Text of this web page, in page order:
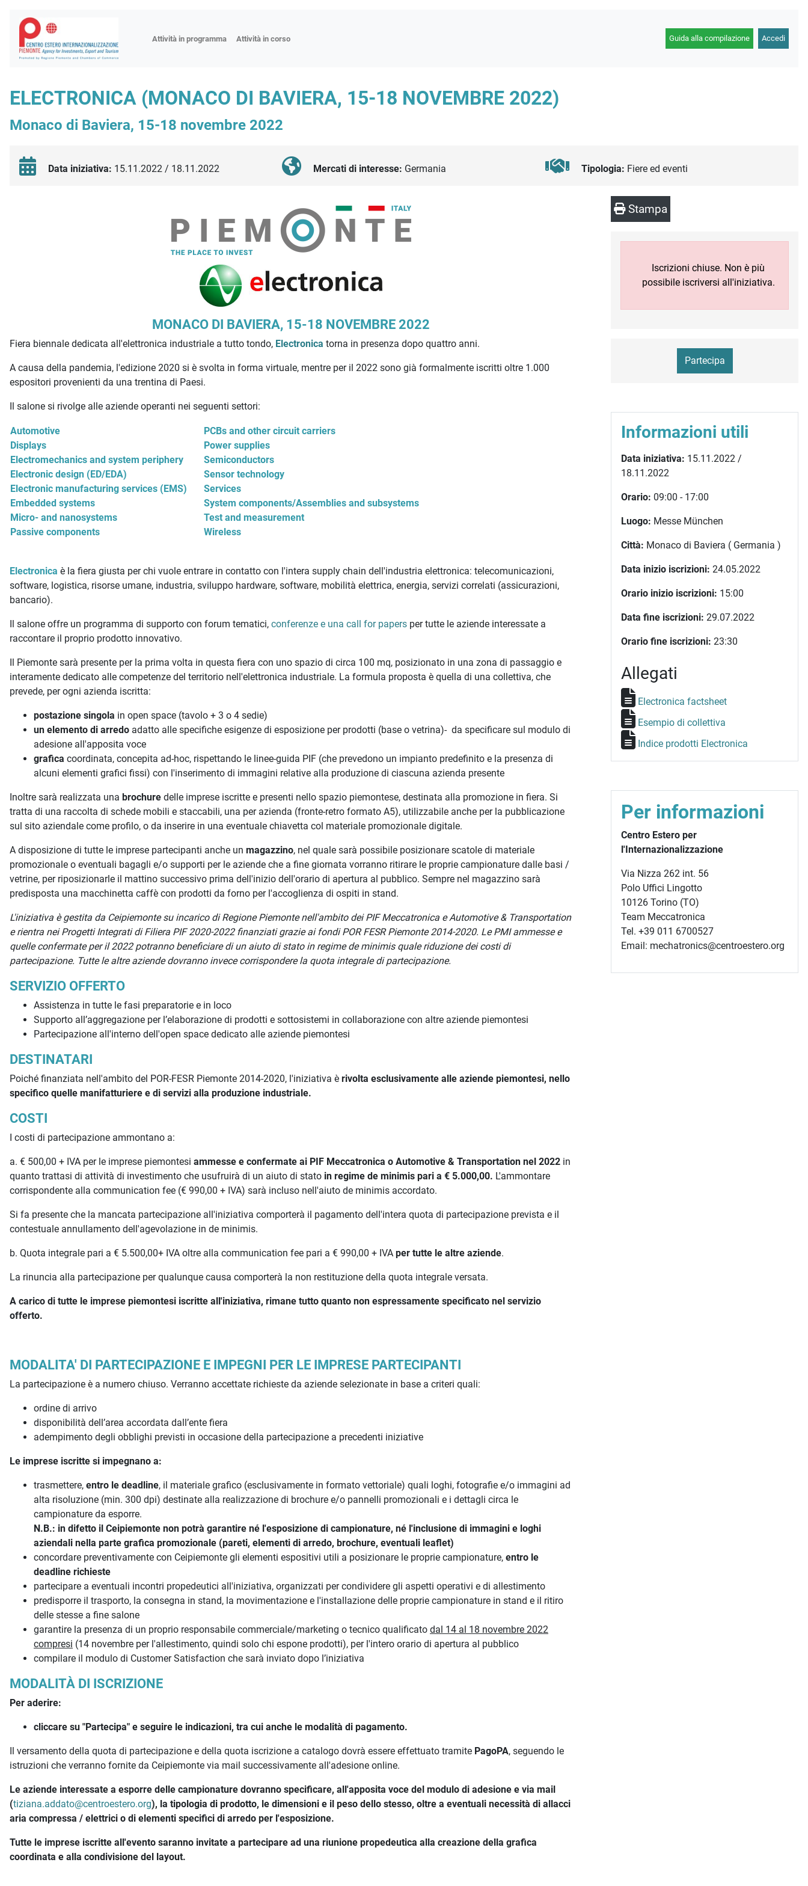
Attività in programma Attività in corso
Fiere
Workshop
Incontri di approfondimento
Focus settoriali
Guida alla compilazione Accedi
ELECTRONICA (MONACO DI BAVIERA, 15-18 NOVEMBRE 2022)
Monaco di Baviera, 15-18 novembre 2022
Data iniziativa: 15.11.2022 / 18.11.2022 Mercati di interesse: Germania Tipologia: Fiere ed eventi
MONACO DI BAVIERA, 15-18 NOVEMBRE 2022
Fiera biennale dedicata all'elettronica industriale a tutto tondo, Electronica torna in presenza dopo quattro anni.
A causa della pandemia, l'edizione 2020 si è svolta in forma virtuale, mentre per il 2022 sono già formalmente iscritti oltre 1.000
espositori provenienti da una trentina di Paesi.
Il salone si rivolge alle aziende operanti nei seguenti settori:
Automotive
Displays
Electromechanics and system periphery
Electronic design (ED/EDA)
Electronic manufacturing services (EMS)
Embedded systems
Micro- and nanosystems
Passive components
PCBs and other circuit carriers
Power supplies
Semiconductors
Sensor technology
Services
System components/Assemblies and subsystems
Test and measurement
Wireless
Electronica è la fiera giusta per chi vuole entrare in contatto con l'intera supply chain dell'industria elettronica: telecomunicazioni,
software, logistica, risorse umane, industria, sviluppo hardware, software, mobilità elettrica, energia, servizi correlati (assicurazioni,
bancario).
Il salone offre un programma di supporto con forum tematici, conferenze e una call for papers per tutte le aziende interessate a
raccontare il proprio prodotto innovativo.
Il Piemonte sarà presente per la prima volta in questa fiera con uno spazio di circa 100 mq, posizionato in una zona di passaggio e
interamente dedicato alle competenze del territorio nell'elettronica industriale. La formula proposta è quella di una collettiva, che
prevede, per ogni azienda iscritta:
postazione singola in open space (tavolo + 3 o 4 sedie)
un elemento di arredo adatto alle specifiche esigenze di esposizione per prodotti (base o vetrina)- da specificare sul modulo di
adesione all'apposita voce
grafica coordinata, concepita ad-hoc, rispettando le linee-guida PIF (che prevedono un impianto predefinito e la presenza di
alcuni elementi grafici fissi) con l'inserimento di immagini relative alla produzione di ciascuna azienda presente
Inoltre sarà realizzata una brochure delle imprese iscritte e presenti nello spazio piemontese, destinata alla promozione in fiera. Si
tratta di una raccolta di schede mobili e staccabili, una per azienda (fronte-retro formato A5), utilizzabile anche per la pubblicazione
sul sito aziendale come profilo, o da inserire in una eventuale chiavetta col materiale promozionale digitale.
A disposizione di tutte le imprese partecipanti anche un magazzino, nel quale sarà possibile posizionare scatole di materiale
promozionale o eventuali bagagli e/o supporti per le aziende che a fine giornata vorranno ritirare le proprie campionature dalle basi /
vetrine, per riposizionarle il mattino successivo prima dell'inizio dell'orario di apertura al pubblico. Sempre nel magazzino sarà
predisposta una macchinetta caffè con prodotti da forno per l'accoglienza di ospiti in stand.
L'iniziativa è gestita da Ceipiemonte su incarico di Regione Piemonte nell'ambito dei PIF Meccatronica e Automotive & Transportation
e rientra nei Progetti Integrati di Filiera PIF 2020-2022 finanziati grazie ai fondi POR FESR Piemonte 2014-2020. Le PMI ammesse e
quelle confermate per il 2022 potranno beneficiare di un aiuto di stato in regime de minimis quale riduzione dei costi di
partecipazione. Tutte le altre aziende dovranno invece corrispondere la quota integrale di partecipazione.
SERVIZIO OFFERTO
Assistenza in tutte le fasi preparatorie e in loco
Supporto all’aggregazione per l’elaborazione di prodotti e sottosistemi in collaborazione con altre aziende piemontesi
Partecipazione all'interno dell'open space dedicato alle aziende piemontesi
DESTINATARI
Poiché finanziata nell'ambito del POR-FESR Piemonte 2014-2020, l'iniziativa è rivolta esclusivamente alle aziende piemontesi, nello
specifico quelle manifatturiere e di servizi alla produzione industriale.
COSTI
I costi di partecipazione ammontano a:
a. € 500,00 + IVA per le imprese piemontesi ammesse e confermate ai PIF Meccatronica o Automotive & Transportation nel 2022 in
quanto trattasi di attività di investimento che usufruirà di un aiuto di stato in regime de minimis pari a € 5.000,00. L'ammontare
corrispondente alla communication fee (€ 990,00 + IVA) sarà incluso nell'aiuto de minimis accordato.
Si fa presente che la mancata partecipazione all'iniziativa comporterà il pagamento dell'intera quota di partecipazione prevista e il
contestuale annullamento dell'agevolazione in de minimis.
b. Quota integrale pari a € 5.500,00+ IVA oltre alla communication fee pari a € 990,00 + IVA per tutte le altre aziende.
La rinuncia alla partecipazione per qualunque causa comporterà la non restituzione della quota integrale versata.
A carico di tutte le imprese piemontesi iscritte all'iniziativa, rimane tutto quanto non espressamente specificato nel servizio
offerto.
MODALITA' DI PARTECIPAZIONE E IMPEGNI PER LE IMPRESE PARTECIPANTI
La partecipazione è a numero chiuso. Verranno accettate richieste da aziende selezionate in base a criteri quali:
ordine di arrivo
disponibilità dell’area accordata dall’ente fiera
adempimento degli obblighi previsti in occasione della partecipazione a precedenti iniziative
Le imprese iscritte si impegnano a:
trasmettere, entro le deadline, il materiale grafico (esclusivamente in formato vettoriale) quali loghi, fotografie e/o immagini ad
alta risoluzione (min. 300 dpi) destinate alla realizzazione di brochure e/o pannelli promozionali e i dettagli circa le
campionature da esporre.
N.B.: in difetto il Ceipiemonte non potrà garantire né l'esposizione di campionature, né l'inclusione di immagini e loghi
aziendali nella parte grafica promozionale (pareti, elementi di arredo, brochure, eventuali leaflet)
concordare preventivamente con Ceipiemonte gli elementi espositivi utili a posizionare le proprie campionature, entro le
deadline richieste
partecipare a eventuali incontri propedeutici all'iniziativa, organizzati per condividere gli aspetti operativi e di allestimento
predisporre il trasporto, la consegna in stand, la movimentazione e l'installazione delle proprie campionature in stand e il ritiro
delle stesse a fine salone
garantire la presenza di un proprio responsabile commerciale/marketing o tecnico qualificato dal 14 al 18 novembre 2022
compresi (14 novembre per l'allestimento, quindi solo chi espone prodotti), per l'intero orario di apertura al pubblico
compilare il modulo di Customer Satisfaction che sarà inviato dopo l’iniziativa
MODALITÀ DI ISCRIZIONE
Per aderire:
cliccare su "Partecipa" e seguire le indicazioni, tra cui anche le modalità di pagamento.
Il versamento della quota di partecipazione e della quota iscrizione a catalogo dovrà essere effettuato tramite PagoPA, seguendo le
istruzioni che verranno fornite da Ceipiemonte via mail successivamente all'adesione online.
Le aziende interessate a esporre delle campionature dovranno specificare, all'apposita voce del modulo di adesione e via mail
(tiziana.addato@centroestero.org), la tipologia di prodotto, le dimensioni e il peso dello stesso, oltre a eventuali necessità di allacci
aria compressa / elettrici o di elementi specifici di arredo per l'esposizione.
Tutte le imprese iscritte all'evento saranno invitate a partecipare ad una riunione propedeutica alla creazione della grafica
coordinata e alla condivisione del layout.
Stampa
Iscrizioni chiuse. Non è più
possibile iscriversi all'iniziativa.
Partecipa
Informazioni utili
Data iniziativa: 15.11.2022 /
18.11.2022
Orario: 09:00 - 17:00
Luogo: Messe München
Città: Monaco di Baviera ( Germania )
Data inizio iscrizioni: 24.05.2022
Orario inizio iscrizioni: 15:00
Data fine iscrizioni: 29.07.2022
Orario fine iscrizioni: 23:30
Allegati
Electronica factsheet
Esempio di collettiva
Indice prodotti Electronica
Per informazioni
Centro Estero per
l'Internazionalizzazione
Via Nizza 262 int. 56
Polo Uffici Lingotto
10126 Torino (TO)
Team Meccatronica
Tel. +39 011 6700527
Email: mechatronics@centroestero.org